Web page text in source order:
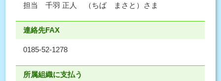
担当 千羽 正人 （ちば まさと）さま
連絡先FAX
0185-52-1278
所属組織に支払う